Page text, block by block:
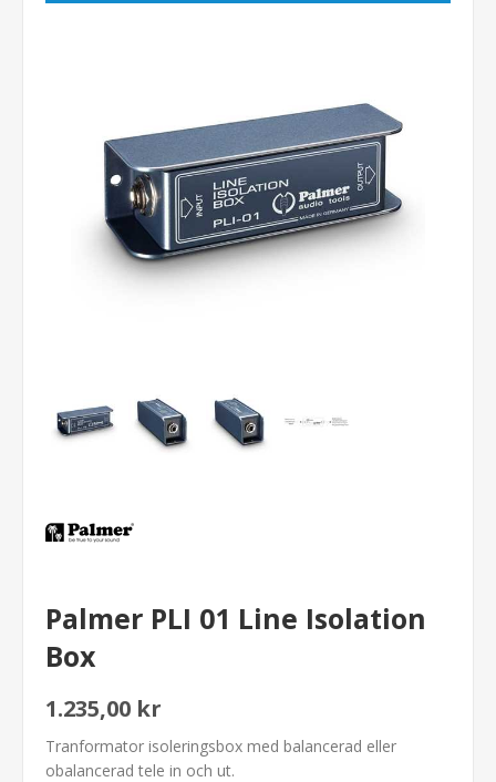
Palmer PLI 01 Line Isolation
Box
1.235,00 kr
Tranformator isoleringsbox med balancerad eller
obalancerad tele in och ut.